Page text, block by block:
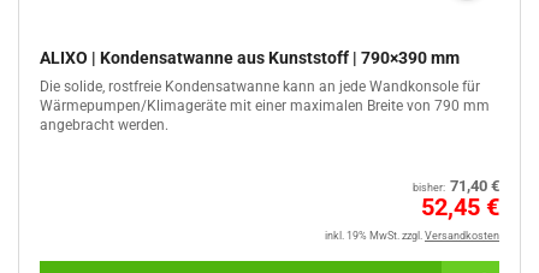
ALIXO | Kondensatwanne aus Kunststoff | 790×390 mm
Die solide, rostfreie Kondensatwanne kann an jede Wandkonsole für
Wärmepumpen/Klimageräte mit einer maximalen Breite von 790 mm
angebracht werden.
bisher: 71,40 €
52,45 €
inkl. 19% MwSt. zzgl. Versandkosten